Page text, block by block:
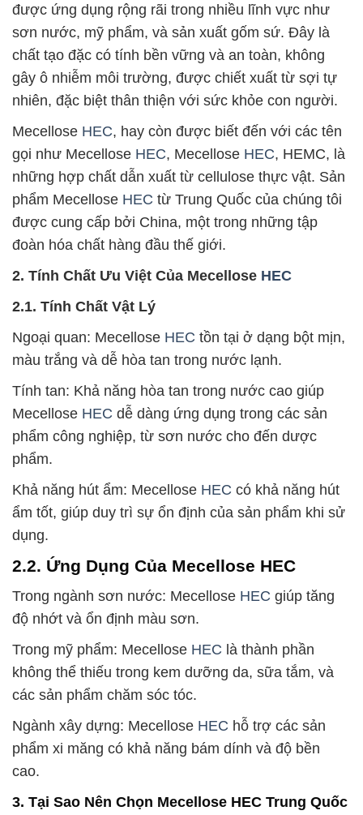
được ứng dụng rộng rãi trong nhiều lĩnh vực như
sơn nước, mỹ phẩm, và sản xuất gốm sứ. Đây là
chất tạo đặc có tính bền vững và an toàn, không
gây ô nhiễm môi trường, được chiết xuất từ sợi tự
nhiên, đặc biệt thân thiện với sức khỏe con người.
Mecellose HEC, hay còn được biết đến với các tên
gọi như Mecellose HEC, Mecellose HEC, HEMC, là
những hợp chất dẫn xuất từ cellulose thực vật. Sản
phẩm Mecellose HEC từ Trung Quốc của chúng tôi
được cung cấp bởi China, một trong những tập
đoàn hóa chất hàng đầu thế giới.
2. Tính Chất Ưu Việt Của Mecellose HEC
2.1. Tính Chất Vật Lý
Ngoại quan: Mecellose HEC tồn tại ở dạng bột mịn,
màu trắng và dễ hòa tan trong nước lạnh.
Tính tan: Khả năng hòa tan trong nước cao giúp
Mecellose HEC dễ dàng ứng dụng trong các sản
phẩm công nghiệp, từ sơn nước cho đến dược
phẩm.
Khả năng hút ẩm: Mecellose HEC có khả năng hút
ẩm tốt, giúp duy trì sự ổn định của sản phẩm khi sử
dụng.
2.2. Ứng Dụng Của Mecellose HEC
Trong ngành sơn nước: Mecellose HEC giúp tăng
độ nhớt và ổn định màu sơn.
Trong mỹ phẩm: Mecellose HEC là thành phần
không thể thiếu trong kem dưỡng da, sữa tắm, và
các sản phẩm chăm sóc tóc.
Ngành xây dựng: Mecellose HEC hỗ trợ các sản
phẩm xi măng có khả năng bám dính và độ bền
cao.
3. Tại Sao Nên Chọn Mecellose HEC Trung Quốc